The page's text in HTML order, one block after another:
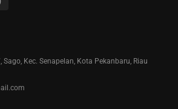
Sago, Kec. Senapelan, Kota Pekanbaru, Riau